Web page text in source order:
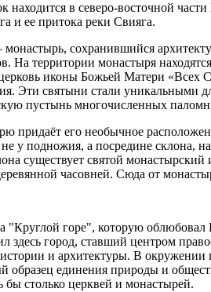
находится в северо-восточной
и ее притока реки Свияга.
сохранившийся
На территории монастыря
иконы Божьей Матери «Всех
Эти святыни стали уникальными
пустынь многочисленных
придаёт его необычное
у подножия, а посредине склона,
существует святой
часовней. Сюда от
"Круглой горе", которую
здесь город, ставший центром
и архитектуры. В
образец единения природы и
бы столько церквей и монастырей.